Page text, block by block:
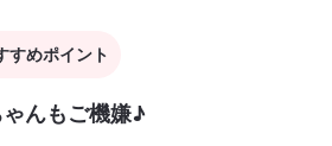
すめポイント
んもご機嫌♪